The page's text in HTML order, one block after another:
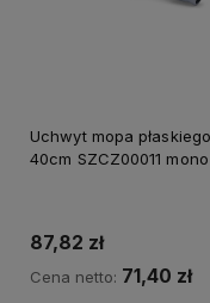
Uchwyt mopa płaskiego
40cm SZCZ00011 mono
87,82 zł
Cena netto: 71,40 zł